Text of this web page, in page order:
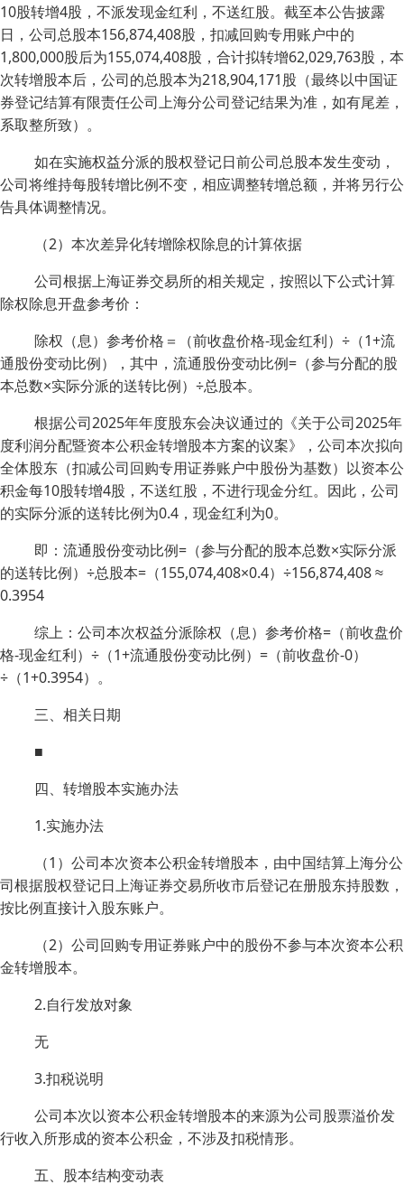
10股转增4股，不派发现金红利，不送红股。截至本公告披露
日，公司总股本156,874,408股，扣减回购专用账户中的
1,800,000股后为155,074,408股，合计拟转增62,029,763股，本
次转增股本后，公司的总股本为218,904,171股（最终以中国证
券登记结算有限责任公司上海分公司登记结果为准，如有尾差，
系取整所致）。
如在实施权益分派的股权登记日前公司总股本发生变动，
公司将维持每股转增比例不变，相应调整转增总额，并将另行公
告具体调整情况。
（2）本次差异化转增除权除息的计算依据
公司根据上海证券交易所的相关规定，按照以下公式计算
除权除息开盘参考价：
除权（息）参考价格＝（前收盘价格-现金红利）÷（1+流
通股份变动比例），其中，流通股份变动比例=（参与分配的股
本总数×实际分派的送转比例）÷总股本。
根据公司2025年年度股东会决议通过的《关于公司2025年
度利润分配暨资本公积金转增股本方案的议案》，公司本次拟向
全体股东（扣减公司回购专用证券账户中股份为基数）以资本公
积金每10股转增4股，不送红股，不进行现金分红。因此，公司
的实际分派的送转比例为0.4，现金红利为0。
即：流通股份变动比例=（参与分配的股本总数×实际分派
的送转比例）÷总股本=（155,074,408×0.4）÷156,874,408 ≈
0.3954
综上：公司本次权益分派除权（息）参考价格=（前收盘价
格-现金红利）÷（1+流通股份变动比例）=（前收盘价-0）
÷（1+0.3954）。
三、相关日期
■
四、转增股本实施办法
1.实施办法
（1）公司本次资本公积金转增股本，由中国结算上海分公
司根据股权登记日上海证券交易所收市后登记在册股东持股数，
按比例直接计入股东账户。
（2）公司回购专用证券账户中的股份不参与本次资本公积
金转增股本。
2.自行发放对象
无
3.扣税说明
公司本次以资本公积金转增股本的来源为公司股票溢价发
行收入所形成的资本公积金，不涉及扣税情形。
五、股本结构变动表